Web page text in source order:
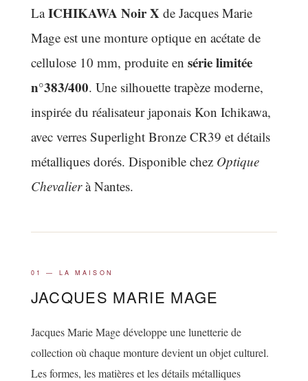
LaICHIKAWA Noir X de Jacques Marie
Mage est une monture optique en acétate de
cellulose 10 mm, produite en série limitée
n°383/400. Une silhouette trapèze moderne,
inspirée du réalisateur japonais Kon Ichikawa,
avec verres Superlight Bronze CR39 et détails
métalliques dorés. Disponible chez Optique
Chevalierà Nantes.
01 — LA MAISON
JACQUES MARIE MAGE
Jacques Marie Mage développe une lunetterie de
collection où chaque monture devient un objet culturel.
Les formes, les matières et les détails métalliques